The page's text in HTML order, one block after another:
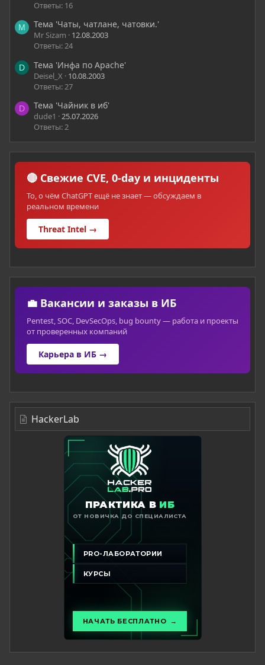
Ответы: 16
M Тема 'Чаты, чатлане, чатовки.'
Mr Sizam
12.08.2003
Ответы: 24
D Тема 'Инфа по Apache'
Deisel_X
10.08.2003
Ответы: 27
D Тема 'Чайник в иб'
dude1
25.07.2026
Ответы: 2
🔴 Свежие CVE, 0-day и инциденты
То, о чём ChatGPT ещё не знает — обсуждаем в
реальном времени
Threat Intel →
💼 Вакансии и заказы в ИБ
Pentest, SOC, DevSecOps, bug bounty — работа и проекты
от проверенных компаний
Карьера в ИБ →
HackerLab